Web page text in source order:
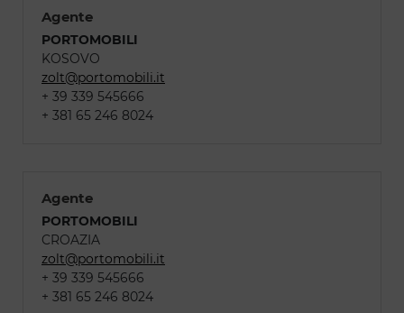
Agente
PORTOMOBILI
KOSOVO
zolt@portomobili.it
+ 39 339 545666
+ 381 65 246 8024
Agente
PORTOMOBILI
CROAZIA
zolt@portomobili.it
+ 39 339 545666
+ 381 65 246 8024